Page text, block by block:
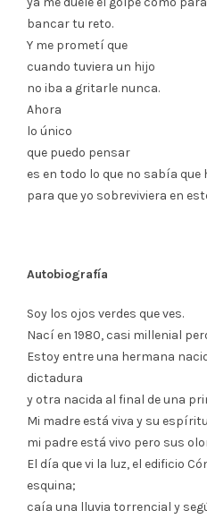
bancar tu reto.
Y me prometí que
cuando tuviera un hijo
no iba a gritarle nunca.
Ahora
lo único
que puedo pensar
es en todo lo que no sabía
para que yo sobreviviera en
Autobiografía
Soy los ojos verdes que ves.
Nací en 1980, casi millenial
Estoy entre una hermana
dictadura
y otra nacida al final de una
Mi madre está viva y su
mi padre está vivo pero sus
El día que vi la luz, el edificio
esquina;
caía una lluvia torrencial y